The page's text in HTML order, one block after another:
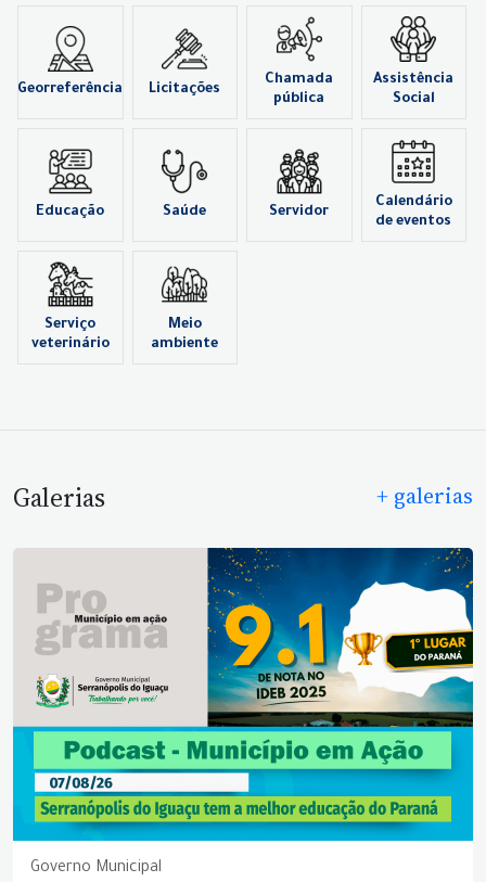
Georreferência Licitações
Chamada
pública
Assistência
Social
Educação Saúde Servidor
Calendário
de eventos
Serviço
veterinário
Meio
ambiente
Galerias + galerias
Governo Municipal